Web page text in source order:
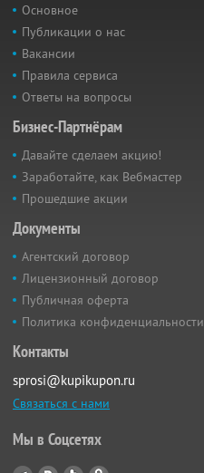
Основное
Публикации о нас
Вакансии
Правила сервиса
Ответы на вопросы
Бизнес-Партнёрам
Давайте сделаем акцию!
Заработайте, как Вебмастер
Прошедшие акции
Документы
Агентский договор
Лицензионный договор
Публичная оферта
Политика конфиденциальности
Контакты
sprosi@kupikupon.ru
Связаться с нами
Мы в Соцсетях